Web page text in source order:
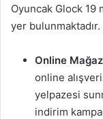
Oyuncak Glock 19
yer
Online
online
yelpazesi
indirim